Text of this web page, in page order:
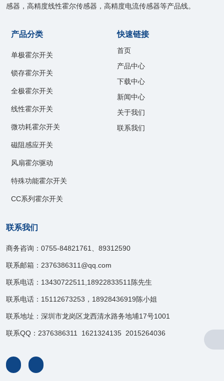
感器，高精度线性霍尔传感器，高精度电流传感器等产品线。
产品分类
单极霍尔开关
锁存霍尔开关
全极霍尔开关
线性霍尔开关
微功耗霍尔开关
磁阻感应开关
风扇霍尔驱动
特殊功能霍尔开关
CC系列霍尔开关
快速链接
首页
产品中心
下载中心
新闻中心
关于我们
联系我们
联系我们
商务咨询：0755-84821761、89312590
联系邮箱：2376386311@qq.com
联系电话：13430722511,18922833511陈先生
联系电话：15112673253，18928436919陈小姐
联系地址：深圳市龙岗区龙西清水路务地埔17号1001
联系QQ：2376386311 1621324135 2015264036